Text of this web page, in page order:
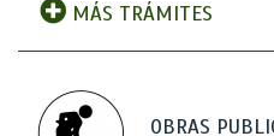
MÁS TRÁMITES
OBRAS